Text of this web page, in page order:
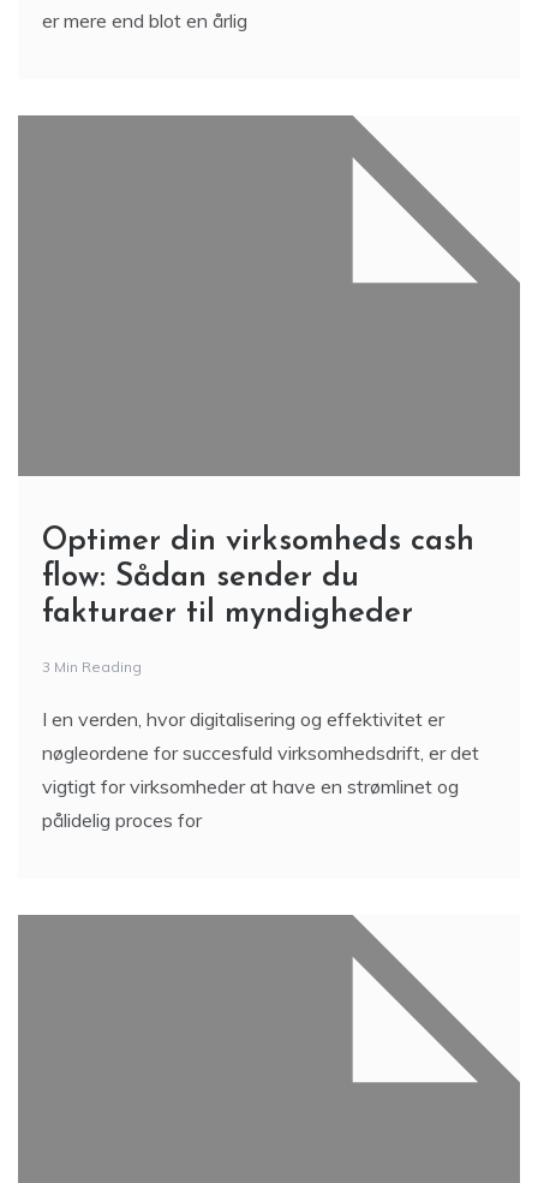
er mere end blot en årlig
Optimer din virksomheds cash
flow: Sådan sender du
fakturaer til myndigheder
3 Min Reading
I en verden, hvor digitalisering og effektivitet er
nøgleordene for succesfuld virksomhedsdrift, er det
vigtigt for virksomheder at have en strømlinet og
pålidelig proces for